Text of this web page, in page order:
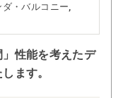
・バルコニー,
」性能を考えたデ
ます。